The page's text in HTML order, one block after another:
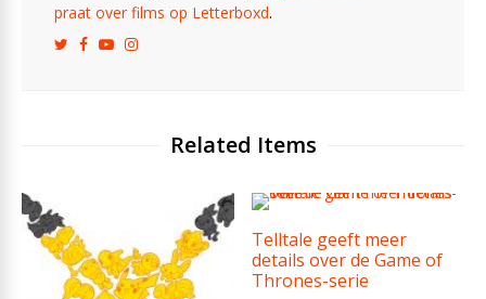
praat over films op Letterboxd.
Related Items
Telltale geeft meer
details over de Game of
Thrones-serie